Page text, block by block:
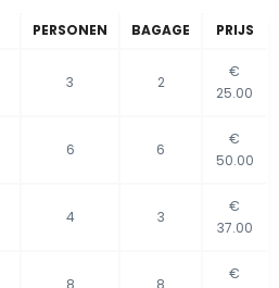
PERSONEN BAGAGE PRIJS
3 2
€
25.00
6 6
€
50.00
4 3
€
37.00
8 8
€